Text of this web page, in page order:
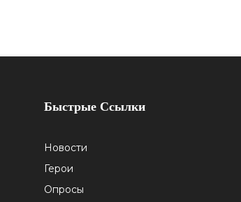
Быстрые Ссылки
Новости
Герои
Опросы